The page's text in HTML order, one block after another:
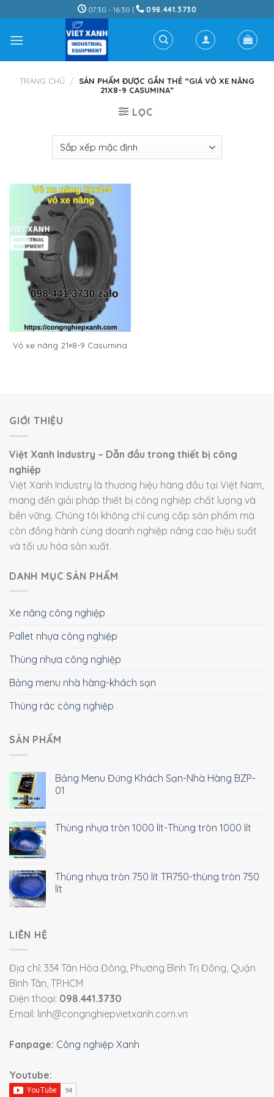
to
content
07:30 - 16:30 | 098.441.3730
TRANG CHỦ / SẢN PHẨM ĐƯỢC GẮN THẺ “GIÁ VỎ XE NÂNG
21X8-9 CASUMINA”
LỌC
Vỏ xe nâng 21×8-9 Casumina
GIỚI THIỆU
Việt Xanh Industry – Dẫn đầu trong thiết bị công
nghiệp
Việt Xanh Industry là thương hiệu hàng đầu tại Việt Nam,
mang đến giải pháp thiết bị công nghiệp chất lượng và
bền vững. Chúng tôi không chỉ cung cấp sản phẩm mà
còn đồng hành cùng doanh nghiệp nâng cao hiệu suất
và tối ưu hóa sản xuất.
DANH MỤC SẢN PHẨM
Xe nâng công nghiệp
Pallet nhựa công nghiệp
Thùng nhựa công nghiệp
Bảng menu nhà hàng-khách sạn
Thùng rác công nghiệp
SẢN PHẨM
Bảng Menu Đứng Khách Sạn-Nhà Hàng BZP-
01
Thùng nhựa tròn 1000 lít-Thùng tròn 1000 lít
Thùng nhựa tròn 750 lít TR750-thùng tròn 750
lít
LIÊN HỆ
Địa chỉ: 334 Tân Hòa Đông, Phường Bình Trị Đông, Quận
Bình Tân, TP.HCM
Điện thoại: 098.441.3730
Email: linh@congnghiepvietxanh.com.vn
Fanpage: Công nghiệp Xanh
Youtube: